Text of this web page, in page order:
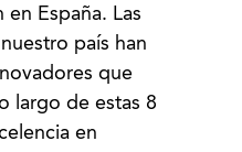
España. Las
país han
que
largo de estas 8
en